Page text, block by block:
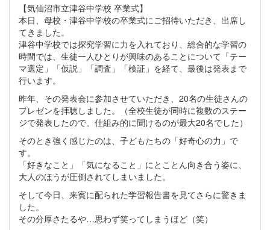
【気仙沼市立津谷中学校 卒業式】
本日、母校・津谷中学校の卒業式にご招待いただき、出席し
てきました。
津谷中学校では探究学習に力を入れており、総合的な学習の
時間では、生徒一人ひとりが興味のあることについて「テー
マ選定」「仮説」「調査」「検証」を経て、最後は発表まで
行います。
昨年、その発表会に参加させていただき、20名の生徒さんの
プレゼンを拝聴しました。（全校生徒が同時に複数のステー
ジで発表したので、仕組み的に聞けるのが最大20名でした）
そのとき強く感じたのは、子どもたちの「好奇心の力」で
す。
「好きなこと」「気になること」にとことん向き合う姿に、
大人のほうが圧倒されてしまいました。
そして今日、来賓に配られた学習報告書を見てさらに驚きま
した。
その分厚さたるや…思わず笑ってしまうほど（笑）